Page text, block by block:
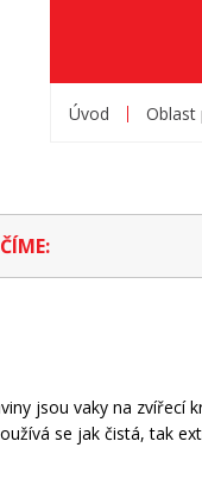
Úvod Oblast
jsou vaky na zvířecí
se jak čistá, tak